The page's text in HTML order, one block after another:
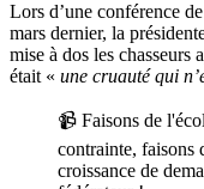
Lors d’une conférence
mars dernier, la
mise à dos les chasseurs
était « une cruauté qui
📹 Faisons de
contrainte, faisons
croissance de